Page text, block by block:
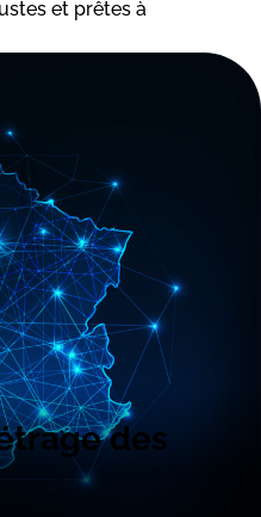
et prêtes à
des